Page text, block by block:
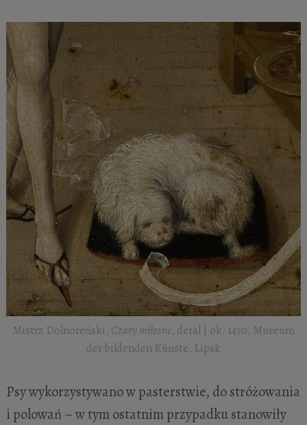
Mistrz Dolnoreński, Czary miłosne, detal | ok. 1470, Museum
der bildenden Künste, Lipsk
Psy wykorzystywano w pasterstwie, do stróżowania
i polowań – w tym ostatnim przypadku stanowiły